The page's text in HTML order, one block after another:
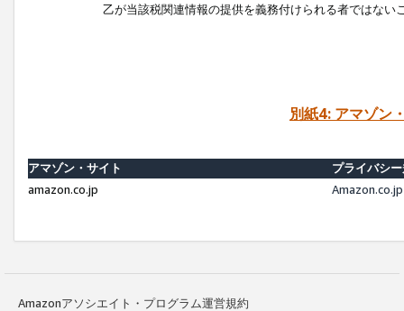
乙が当該税関連情報の提供を義務付けられる者ではな
別紙4: アマゾン
アマゾン・サイト
プライバシ
amazon.co.jp
Amazonアソシエイト・プログラム運営規約